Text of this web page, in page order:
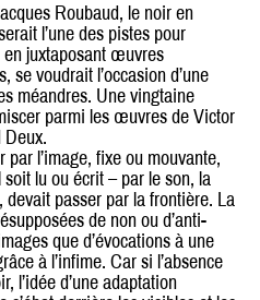
Roubaud, le noir en
l’une des pistes pour
juxtaposant œuvres
voudrait l’occasion d’une
méandres. Une vingtaine
parmi les œuvres de Victor
par l’image, fixe ou mouvante,
lu ou écrit – par le son, la
passer par la frontière. La
de non ou d’anti-
que d’évocations à une
à l’infime. Car si l’absence
l’idée d’une adaptation